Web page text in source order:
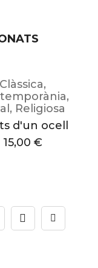
Clàssica,
,
, Religiosa
d'un ocell
15,00 €